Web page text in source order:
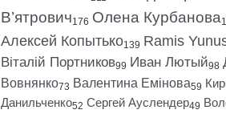
В’ятрович176 Олена Курбанова
Алексей Копытько139 Ramis
Віталій Портников99 Иван Лютый98
Вовнянко73 Валентина Емінова59
Данильченко52 Сергей Ауслендер49